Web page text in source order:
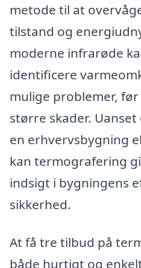
metode til at
tilstand og
moderne infrarøde
identificere
mulige problemer,
større skader.
en erhvervsbygning
kan termografering
indsigt i bygningens
sikkerhed.
At få tre tilbud på
både hurtigt og